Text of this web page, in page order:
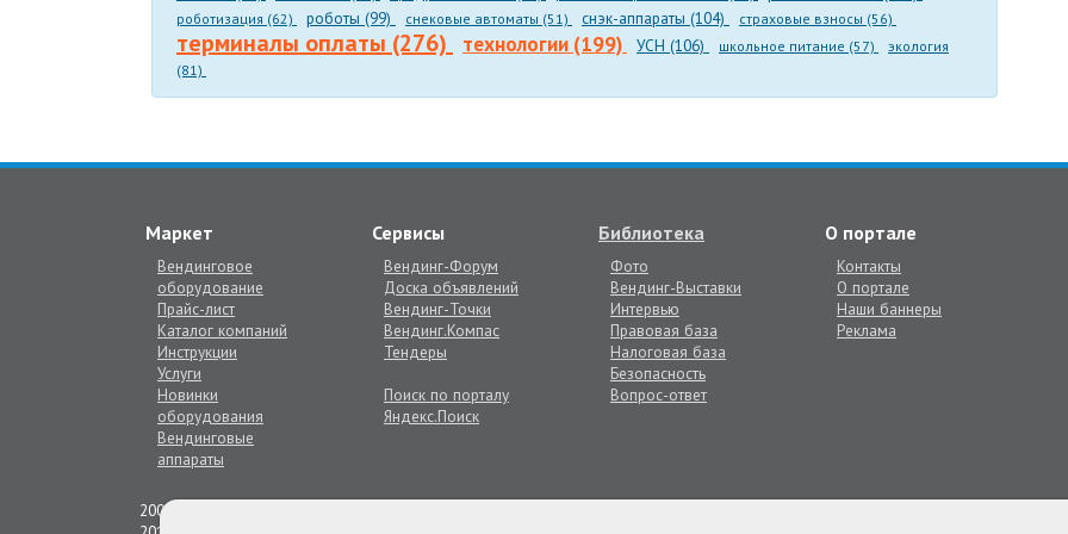
роботизация (62) роботы (99) снековые автоматы (51) снэк-аппараты (104) страховые взносы (56)
терминалы оплаты (276) технологии (199) УСН (106) школьное питание (57)
экология
(81)
Маркет
Вендинговое
оборудование
Прайс-лист
Каталог компаний
Инструкции
Услуги
Новинки
оборудования
Вендинговые
аппараты
Сервисы
Вендинг-Форум
Доска объявлений
Вендинг-Точки
Вендинг.Компас
Тендеры
Поиск по порталу
Яндекс.Поиск
Библиотека
Фото
Вендинг-Выставки
Интервью
Правовая база
Налоговая база
Безопасность
Вопрос-ответ
О портале
Контакты
О портале
Наши баннеры
Реклама
2009 © Век Вендинга -